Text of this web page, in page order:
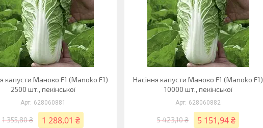
капусти Маноко F1 (Manoko F1)
2500 шт., пекінської
628060881
1 355,80 ₴ 1 288,01 ₴
Насіння капусти Маноко F1 (Manoko F1)
10000 шт., пекінської
628060882
5 423,10 ₴ 5 151,94 ₴